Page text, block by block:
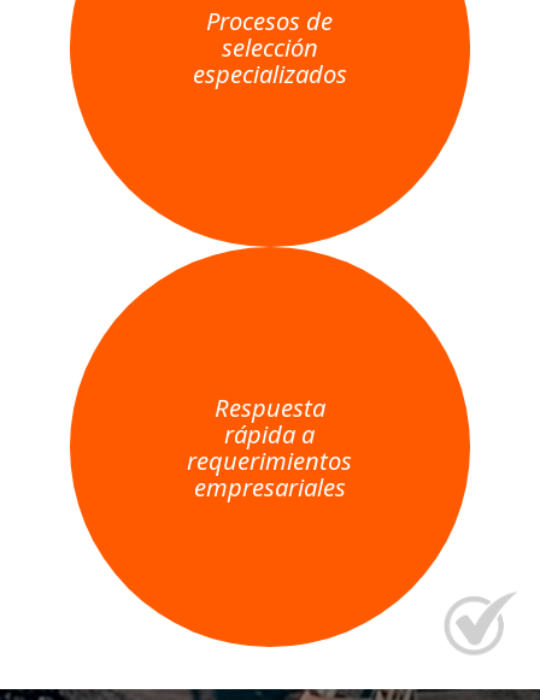
Procesos de
selección
especializados
Respuesta
rápida a
requerimientos
empresariales